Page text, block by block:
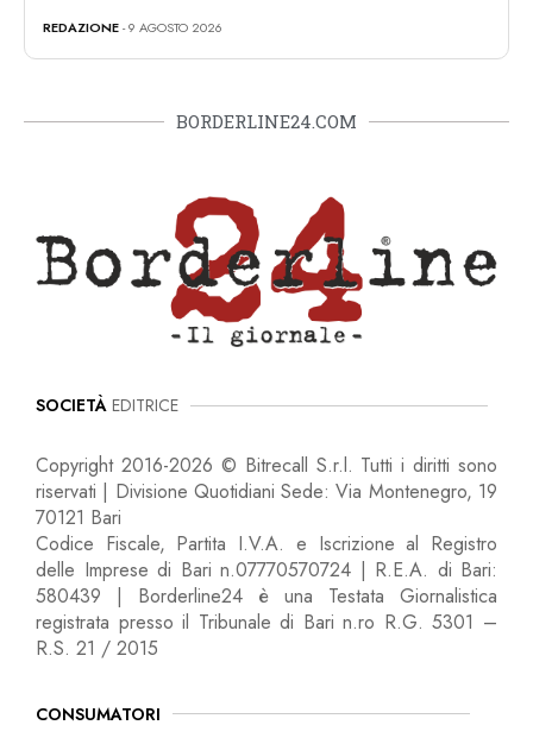
REDAZIONE- 9 AGOSTO 2026
BORDERLINE24.COM
SOCIETÀ EDITRICE
Copyright 2016-2026 © Bitrecall S.r.l. Tutti i diritti sono
riservati | Divisione Quotidiani Sede: Via Montenegro, 19
70121 Bari
Codice Fiscale, Partita I.V.A. e Iscrizione al Registro
delle Imprese di Bari n.07770570724 | R.E.A. di Bari:
580439 | Borderline24 è una Testata Giornalistica
registrata presso il Tribunale di Bari n.ro R.G. 5301 –
R.S. 21 / 2015
CONSUMATORI